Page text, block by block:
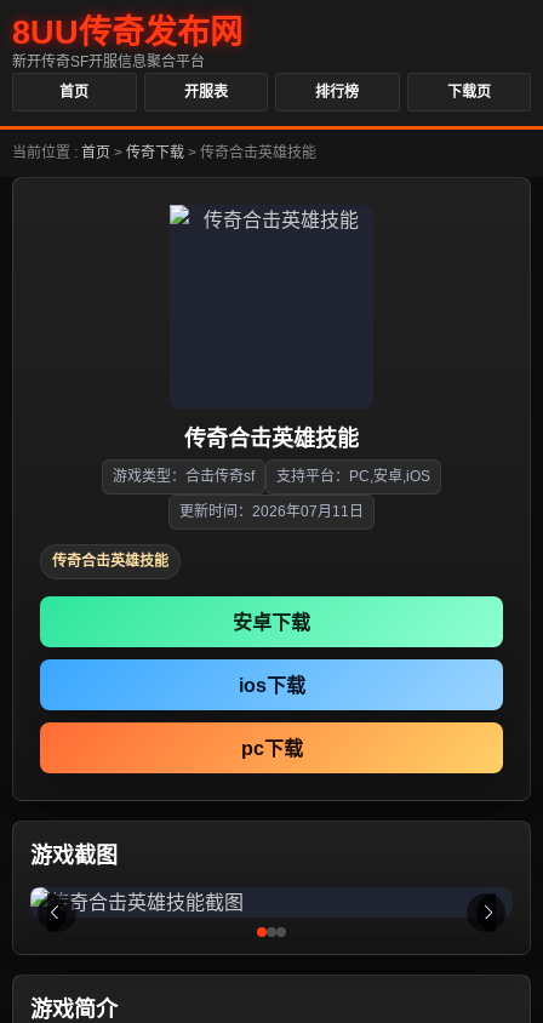
8UU传奇发布网
新开传奇SF开服信息聚合平台
首页
开服表 排行榜 下载页
当前位置 : 首页 > 传奇下载 > 传奇合击英雄技能
传奇合击英雄技能
游戏类型：合击传奇sf 支持平台：PC,安卓,iOS
更新时间：2026年07月11日
传奇合击英雄技能
安卓下载
ios下载
pc下载
游戏截图
游戏简介